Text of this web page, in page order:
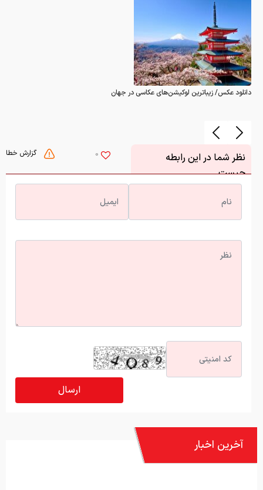
دانلود عکس/ زیباترین لوکیشن‌های عکاسی در جهان
گزارش خطا 0
نظر شما در این رابطه
چیست
آخرین اخبار